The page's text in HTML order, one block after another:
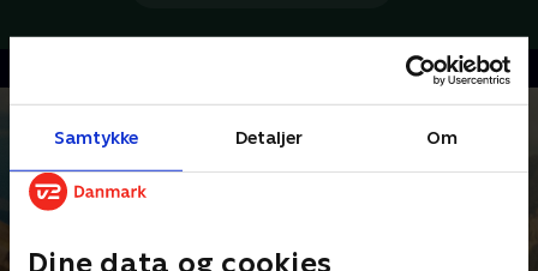
Samtykke Detaljer Om
Dine data og cookies